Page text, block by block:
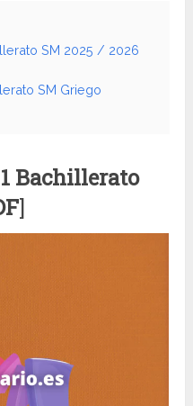
SM 2025 / 2026
SM Griego
1 Bachillerato
]